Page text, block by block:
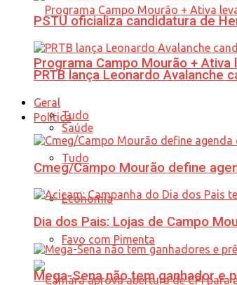
Programa Campo Mourão +
Política
Tudo
Economia
Favo com Pimenta
PSTU oficializa candidatura de
PRTB lança Leonardo Avalanche
Geral
Tudo
Saúde
Cmeg/Campo Mourão define
Dia dos Pais: Lojas de Campo
Mega-Sena não tem ganhador e